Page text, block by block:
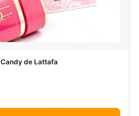
Candy de Lattafa